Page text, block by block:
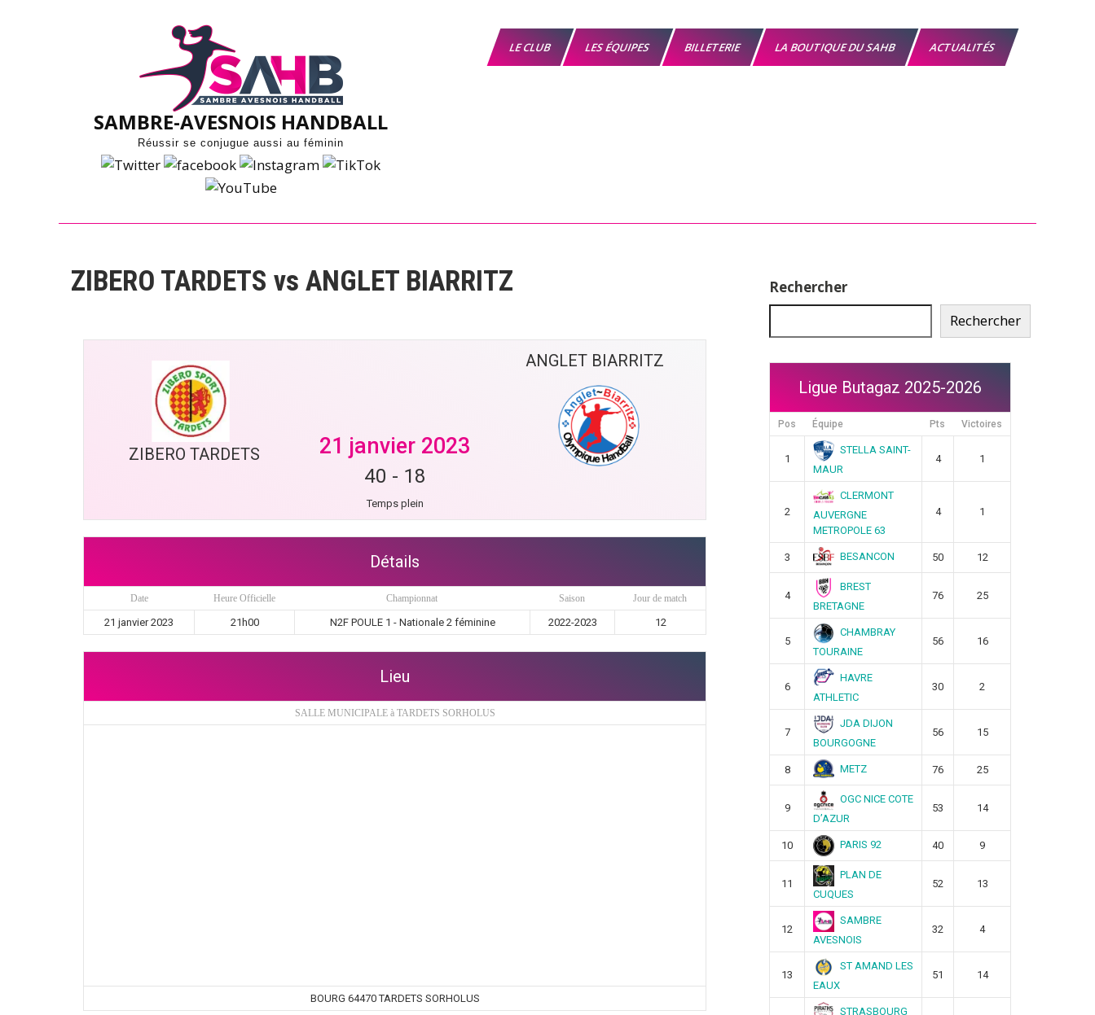
SAMBRE-AVESNOIS HANDBALL
Réussir se conjugue aussi au féminin
LE CLUB LES ÉQUIPES BILLETERIE LA BOUTIQUE DU SAHB ACTUALITÉS
ZIBERO TARDETS vs ANGLET BIARRITZ
ZIBERO TARDETS
ANGLET BIARRITZ
21 janvier 2023
40 - 18
Temps plein
Détails
Date Heure Officielle Championnat Saison Jour de match
21 janvier 2023 21h00 N2F POULE 1 - Nationale 2 féminine 2022-2023 12
Lieu
SALLE MUNICIPALE à TARDETS SORHOLUS
BOURG 64470 TARDETS SORHOLUS
Rechercher
Rechercher
Ligue Butagaz 2025-2026
Pos Équipe Pts Victoires
1
STELLA SAINT-
MAUR
4 1
2
CLERMONT
AUVERGNE
METROPOLE 63
4 1
3 BESANCON 50 12
4
BREST
BRETAGNE
76 25
5
CHAMBRAY
TOURAINE
56 16
6
HAVRE
ATHLETIC
30 2
7
JDA DIJON
BOURGOGNE
56 15
8 METZ 76 25
9
OGC NICE COTE
D’AZUR
53 14
10 PARIS 92 40 9
11
PLAN DE
CUQUES
52 13
12
SAMBRE
AVESNOIS
32 4
13
ST AMAND LES
EAUX
51 14
STRASBOURG